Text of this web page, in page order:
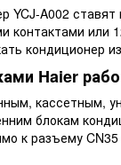
YCJ-A002 ставят
контактами или
кондиционер
Haier
кассетным,
блокам
к разъему